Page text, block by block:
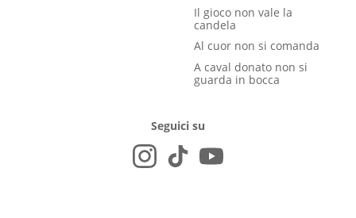
Il gioco non vale la
candela
Al cuor non si comanda
A caval donato non si
guarda in bocca
Seguici su